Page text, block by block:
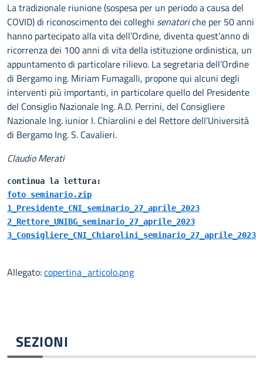
SEZIONI
La tradizionale riunione (sospesa per un periodo a causa del
COVID) di riconoscimento dei colleghi senatoriche per 50 anni
hanno partecipato alla vita dell’Ordine, diventa quest’anno di
ricorrenza dei 100 anni di vita della istituzione ordinistica, un
appuntamento di particolare rilievo. La segretaria dell’Ordine
di Bergamo ing. Miriam Fumagalli, propone qui alcuni degli
interventi più importanti, in particolare quello del Presidente
del Consiglio Nazionale Ing. A.D. Perrini, del Consigliere
Nazionale Ing. iunior I. Chiarolini e del Rettore dell’Università
di Bergamo Ing. S. Cavalieri.
Claudio Merati
foto seminario.zip
1_Presidente_CNI_seminario_27_aprile_2023
2_Rettore_UNIBG_seminario_27_aprile_2023
3_Consigliere_CNI_Chiarolini_seminario_27_aprile_2023
Allegato:copertina_articolo.png